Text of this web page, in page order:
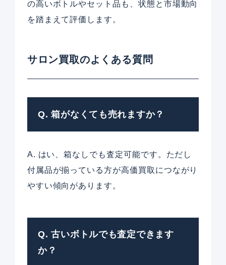
の高いボトルやセット品も、状態と市場動向
を踏まえて評価します。
サロン買取のよくある質問
Q. 箱がなくても売れますか？
A. はい、箱なしでも査定可能です。ただし
付属品が揃っている方が高価買取につながり
やすい傾向があります。
Q. 古いボトルでも査定できます
か？